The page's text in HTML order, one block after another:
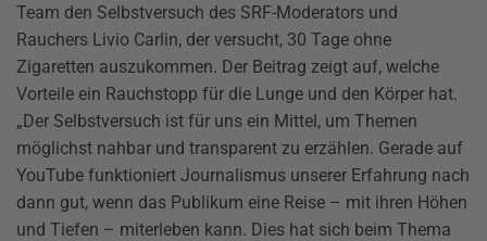
Team den Selbstversuch des SRF-Moderators und
Rauchers Livio Carlin, der versucht, 30 Tage ohne
Zigaretten auszukommen. Der Beitrag zeigt auf, welche
Vorteile ein Rauchstopp für die Lunge und den Körper hat.
„Der Selbstversuch ist für uns ein Mittel, um Themen
möglichst nahbar und transparent zu erzählen. Gerade auf
YouTube funktioniert Journalismus unserer Erfahrung nach
dann gut, wenn das Publikum eine Reise – mit ihren Höhen
und Tiefen – miterleben kann. Dies hat sich beim Thema